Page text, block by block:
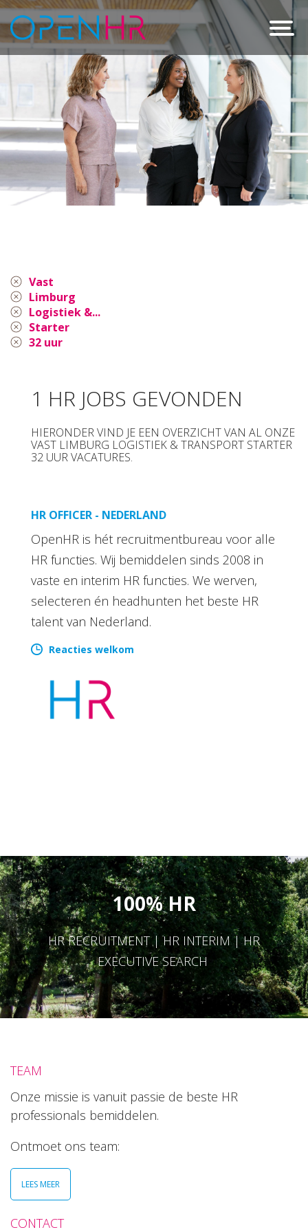
Vast
Limburg
Logistiek &...
Starter
32 uur
1 HR JOBS GEVONDEN
HIERONDER VIND JE EEN OVERZICHT VAN AL ONZE
VAST LIMBURG LOGISTIEK & TRANSPORT STARTER
32 UUR VACATURES.
HR OFFICER - NEDERLAND
OpenHR is hét recruitmentbureau voor alle
HR functies. Wij bemiddelen sinds 2008 in
vaste en interim HR functies. We werven,
selecteren én headhunten het beste HR
talent van Nederland.
Reacties welkom
100% HR
HR RECRUITMENT | HR INTERIM | HR
EXECUTIVE SEARCH
TEAM
Onze missie is vanuit passie de beste HR
professionals bemiddelen.
Ontmoet ons team:
LEES MEER
CONTACT